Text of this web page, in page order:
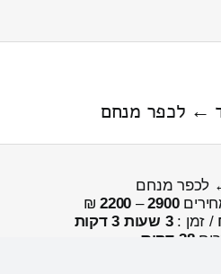
← לכפר מנחם
לכפר מנחם
2900
–
2200
₪
/ זמן :3 שעות 3 דקות
38 דקות